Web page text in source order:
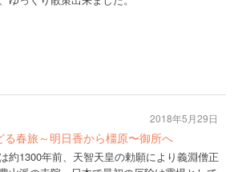
る春旅～明日香から橿原〜御所へ
約1300年前、天智天皇の勅願により義淵僧正
2018年5月29日